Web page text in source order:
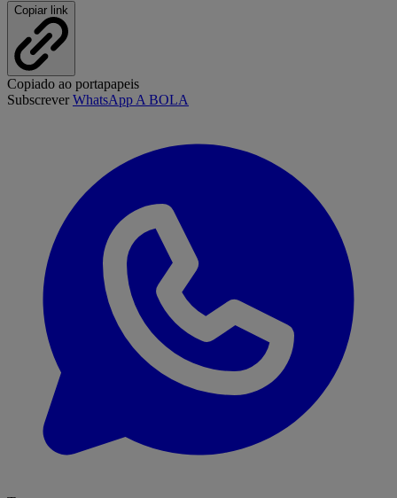
Copiar link
Copiado ao portapapeis
SubscreverWhatsApp A BOLA